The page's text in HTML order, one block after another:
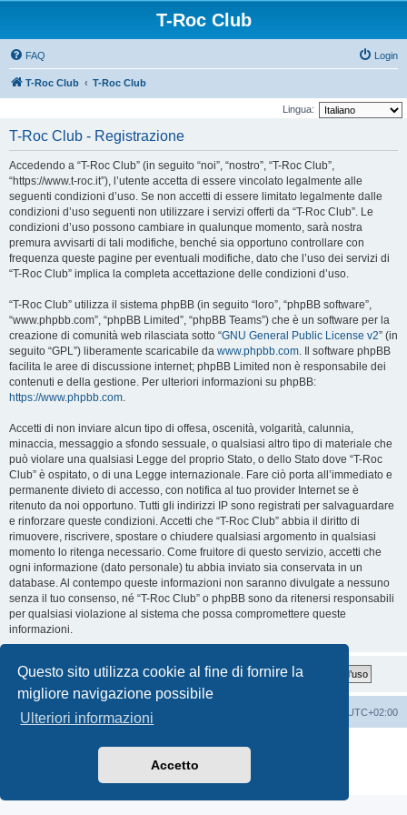
Questo sito utilizza cookie al fine di fornire la
migliore navigazione possibile
Ulteriori informazioni
Accetto
T-Roc Club
FAQ Login
T-Roc Club T-Roc Club
Lingua:
T-Roc Club - Registrazione
Accedendo a “T-Roc Club” (in seguito “noi”, “nostro”, “T-Roc Club”,
“https://www.t-roc.it”), l’utente accetta di essere vincolato legalmente alle
seguenti condizioni d’uso. Se non accetti di essere limitato legalmente dalle
condizioni d’uso seguenti non utilizzare i servizi offerti da “T-Roc Club”. Le
condizioni d’uso possono cambiare in qualunque momento, sarà nostra
premura avvisarti di tali modifiche, benché sia opportuno controllare con
frequenza queste pagine per eventuali modifiche, dato che l’uso dei servizi di
“T-Roc Club” implica la completa accettazione delle condizioni d’uso.
“T-Roc Club” utilizza il sistema phpBB (in seguito “loro”, “phpBB software”,
“www.phpbb.com”, “phpBB Limited”, “phpBB Teams”) che è un software per la
creazione di comunità web rilasciata sotto “GNU General Public License v2” (in
seguito “GPL”) liberamente scaricabile da www.phpbb.com. Il software phpBB
facilita le aree di discussione internet; phpBB Limited non è responsabile dei
contenuti e della gestione. Per ulteriori informazioni su phpBB:
https://www.phpbb.com.
Accetti di non inviare alcun tipo di offesa, oscenità, volgarità, calunnia,
minaccia, messaggio a sfondo sessuale, o qualsiasi altro tipo di materiale che
può violare una qualsiasi Legge del proprio Stato, o dello Stato dove “T-Roc
Club” è ospitato, o di una Legge internazionale. Fare ciò porta all’immediato e
permanente divieto di accesso, con notifica al tuo provider Internet se è
ritenuto da noi opportuno. Tutti gli indirizzi IP sono registrati per salvaguardare
e rinforzare queste condizioni. Accetti che “T-Roc Club” abbia il diritto di
rimuovere, riscrivere, spostare o chiudere qualsiasi argomento in qualsiasi
momento lo ritenga necessario. Come fruitore di questo servizio, accetti che
ogni informazione (dato personale) tu abbia inviato sia conservata in un
database. Al contempo queste informazioni non saranno divulgate a nessuno
senza il tuo consenso, né “T-Roc Club” o phpBB sono da ritenersi responsabili
per qualsiasi violazione al sistema che possa compromettere queste
informazioni.
T-Roc Club T-Roc Club UTC+02:00
Traduzione Italiana